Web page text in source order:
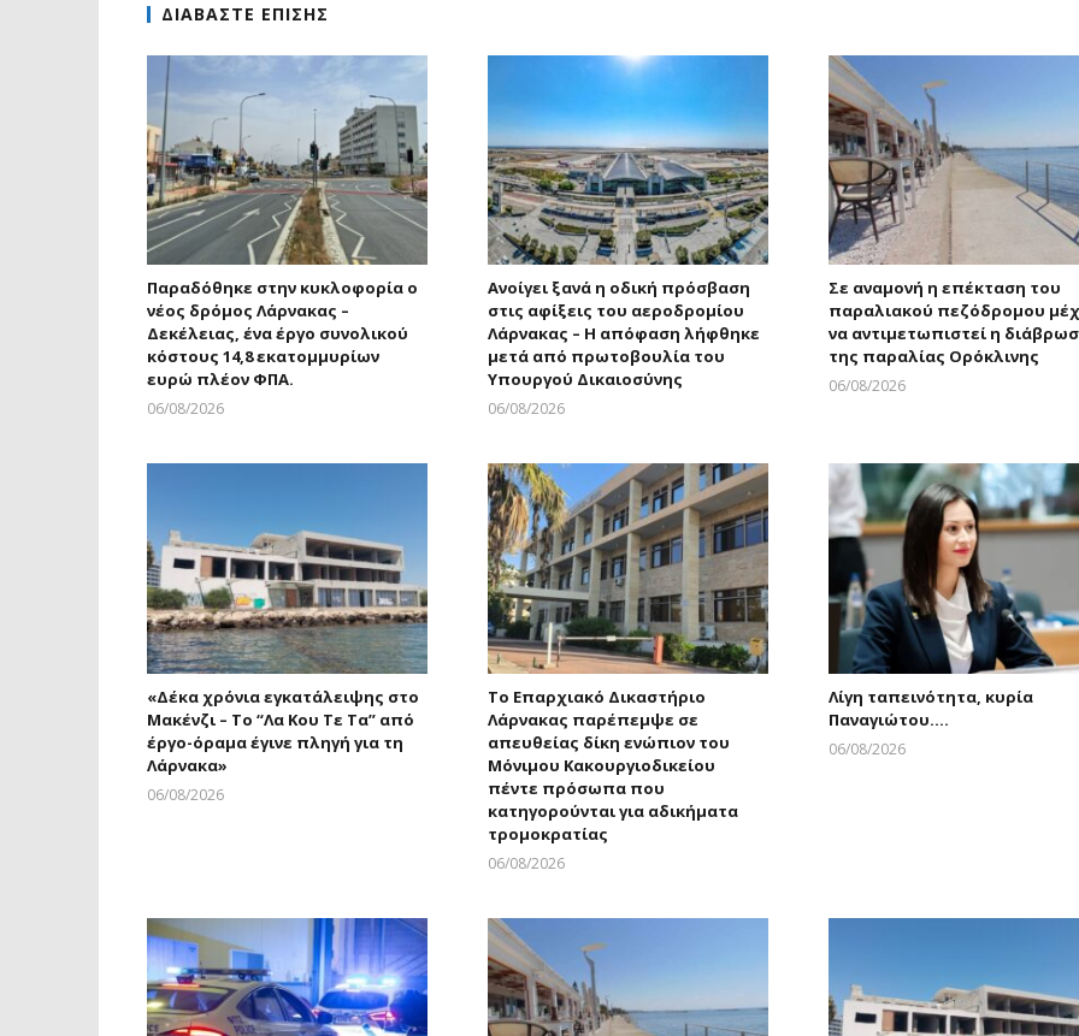
ΔΙΑΒΑΣΤΕ ΕΠΙΣΗΣ
Παραδόθηκε στην κυκλοφορία ο
νέος δρόμος Λάρνακας –
Δεκέλειας, ένα έργο συνολικού
κόστους 14,8 εκατομμυρίων
ευρώ πλέον ΦΠΑ.
06/08/2026
Ανοίγει ξανά η οδική πρόσβαση
στις αφίξεις του αεροδρομίου
Λάρνακας – Η απόφαση λήφθηκε
μετά από πρωτοβουλία του
Υπουργού Δικαιοσύνης
06/08/2026
Σε αναμονή η επέκταση του
παραλιακού πεζόδρομου
να αντιμετωπιστεί η
της παραλίας Ορόκλινης
06/08/2026
«Δέκα χρόνια εγκατάλειψης στο
Μακένζι – Το “Λα Κου Τε Τα” από
έργο-όραμα έγινε πληγή για τη
Λάρνακα»
06/08/2026
Το Επαρχιακό Δικαστήριο
Λάρνακας παρέπεμψε σε
απευθείας δίκη ενώπιον του
Μόνιμου Κακουργιοδικείου
πέντε πρόσωπα που
κατηγορούνται για αδικήματα
τρομοκρατίας
06/08/2026
Λίγη ταπεινότητα, κυρία
Παναγιώτου….
06/08/2026